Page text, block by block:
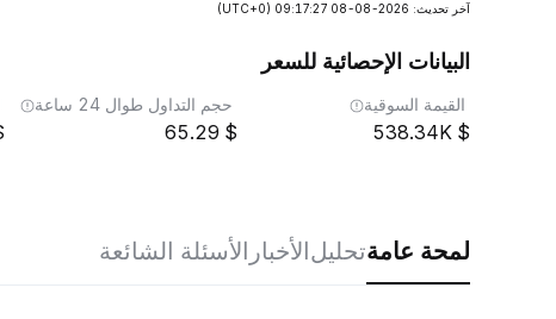
آخر تحديث: 2026-08-08 09:17:27 (UTC+0)
البيانات الإحصائية للسعر
القيمة السوقية
538.34K
حجم التداول طوال 24 ساعة
65.29
لمحة عامةتحليلالأخبار الأسئلة الشائعة